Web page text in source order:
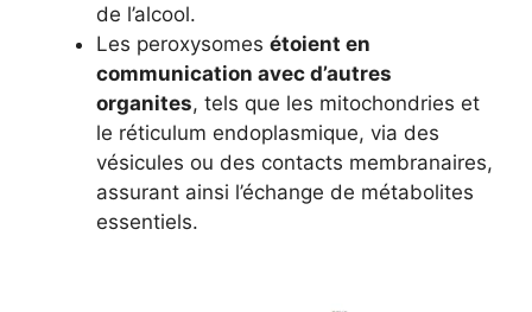
de l’alcool.
Les peroxysomes étoient en
communication avec d’autres
organites, tels que les mitochondries et
le réticulum endoplasmique, via des
vésicules ou des contacts membranaires,
assurant ainsi l’échange de métabolites
essentiels.